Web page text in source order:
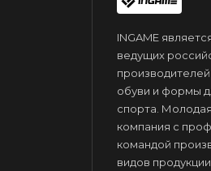
INGAME
ведущих
обуви и формы
спорта.
компания с
командой
видов продукции